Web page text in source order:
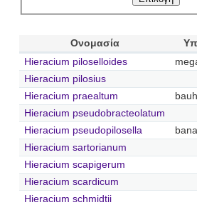
Ονομασία
Hieracium piloselloides
Hieracium pilosius
Hieracium praealtum
Hieracium pseudobracteolatum
Hieracium pseudopilosella
Hieracium sartorianum
Hieracium scapigerum
Hieracium scardicum
Hieracium schmidtii